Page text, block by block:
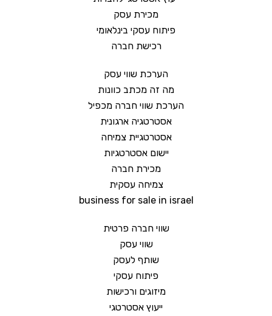
מכירת עסק
פיתוח עסקי בינלאומי
רכישת חברה
הערכת שווי עסק
מה זה מכתב כוונות
הערכת שווי חברה מכפיל
אסטרטגיה ארגונית
אסטרטגיית צמיחה
יישום אסטרטגיות
מכירת חברה
צמיחה עסקית
business for sale in israel
שווי חברה פרטית
שווי עסק
שותף לעסק
פיתוח עסקי
מיזוגים ורכישות
ייעוץ אסטרטגי